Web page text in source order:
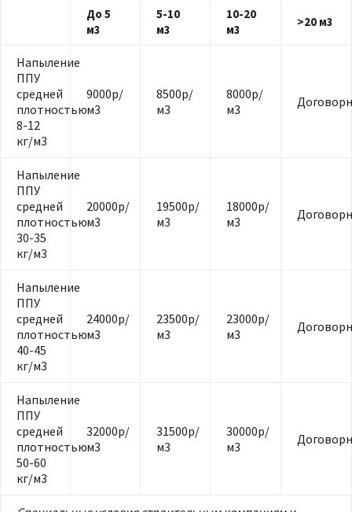
До 5
м3
5-10
м3
10-20
м3
>20 м3
Напыление
ППУ
средней
плотностью
8-12
кг/м3
9000р/
м3
8500р/
м3
8000р/
м3
Напыление
ППУ
средней
плотностью
30-35
кг/м3
20000р/
м3
19500р/
м3
18000р/
м3
Напыление
ППУ
средней
плотностью
40-45
кг/м3
24000р/
м3
23500р/
м3
23000р/
м3
Напыление
ППУ
средней
плотностью
50-60
кг/м3
32000р/
м3
31500р/
м3
30000р/
м3